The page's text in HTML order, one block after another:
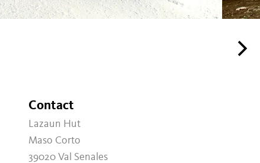
Contact
Lazaun Hut
Maso Corto
39020 Val Senales